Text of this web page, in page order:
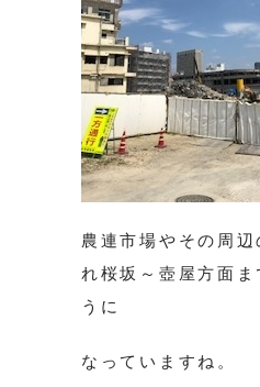
農連市場やその周辺
れ桜坂～壺屋方面ま
うに
なっていますね。